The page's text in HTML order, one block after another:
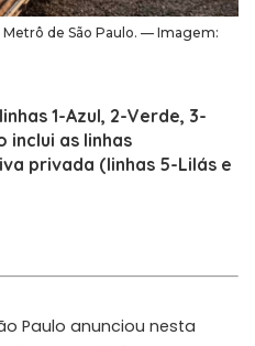
de São Paulo. — Imagem:
1-Azul, 2-Verde, 3-
inclui as linhas
privada (linhas 5-Lilás e
Paulo anunciou nesta